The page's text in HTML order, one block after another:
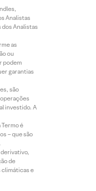
Analistas
dos Analistas
as
ou
podem
garantias
são
investido. A
é
– que são
de
climáticas e